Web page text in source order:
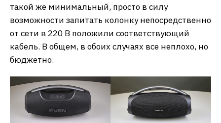
такой же минимальный, просто в силу
возможности запитать колонку непосредственно
от сети в 220 В положили соответствующий
кабель. В общем, в обоих случаях все неплохо, но
бюджетно.